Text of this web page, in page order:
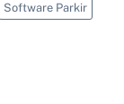
Software Parkir